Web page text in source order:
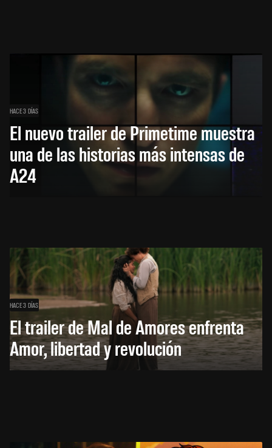
HACE 3 DÍAS
El nuevo trailer de Primetime muestra
una de las historias más intensas de
A24
HACE 3 DÍAS
El trailer de Mal de Amores enfrenta
Amor, libertad y revolución